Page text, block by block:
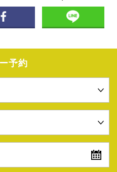
予約